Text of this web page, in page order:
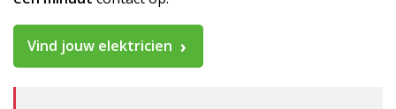
Vind jouw elektricien